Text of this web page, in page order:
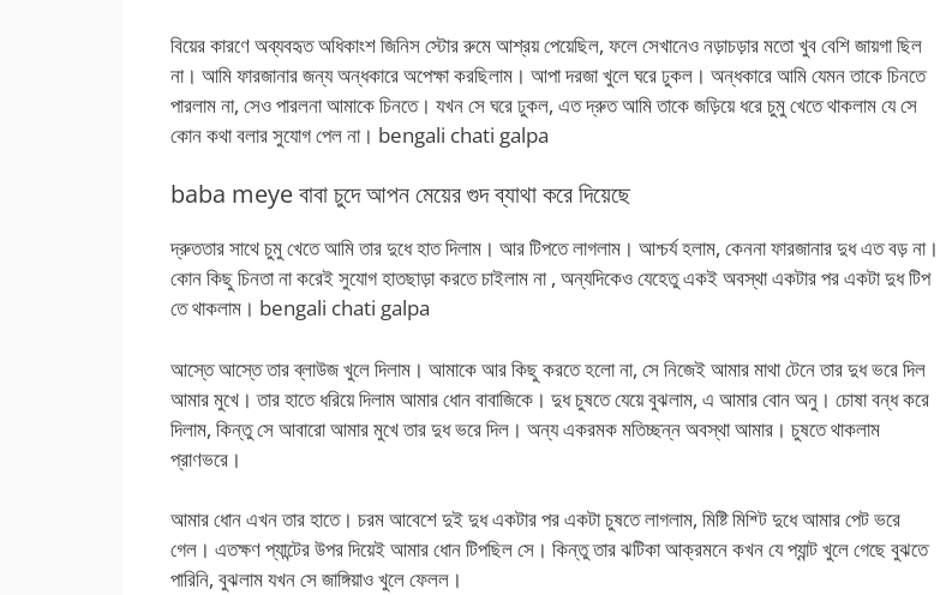
বিয়ের কারণে অব্যবহৃত অধিকাংশ জিনিস স্টোর রুমে আশ্রয় পেয়েছিল, ফলে সেখানেও নড়াচড়ার মতো খুব বেশি জায়গা ছিল
না। আমি ফারজানার জন্য অন্ধকারে অপেক্ষা করছিলাম। আপা দরজা খুলে ঘরে ঢুকল। অন্ধকারে আমি যেমন তাকে চিনতে
পারলাম না, সেও পারলনা আমাকে চিনতে। যখন সে ঘরে ঢুকল, এত দ্রুত আমি তাকে জড়িয়ে ধরে চুমু খেতে থাকলাম যে সে
কোন কথা বলার সুযোগ পেল না। bengali chati galpa
baba meye বাবা চুদে আপন মেয়ের গুদ ব্যাথা করে দিয়েছে
দ্রুততার সাথে চুমু খেতে আমি তার দুধে হাত দিলাম। আর টিপতে লাগলাম। আশ্চর্য হলাম, কেননা ফারজানার দুধ এত বড় না।
কোন কিছু চিনতা না করেই সুযোগ হাতছাড়া করতে চাইলাম না , অন্যদিকেও যেহেতু একই অবস্থা একটার পর একটা দুধ টিপ
তে থাকলাম। bengali chati galpa
আস্তে আস্তে তার ব্লাউজ খুলে দিলাম। আমাকে আর কিছু করতে হলো না, সে নিজেই আমার মাথা টেনে তার দুধ ভরে দিল
আমার মুখে। তার হাতে ধরিয়ে দিলাম আমার ধোন বাবাজিকে। দুধ চুষতে যেয়ে বুঝলাম, এ আমার বোন অনু। চোষা বন্ধ করে
দিলাম, কিন্তু সে আবারো আমার মুখে তার দুধ ভরে দিল। অন্য একরমক মতিচ্ছন্ন অবস্থা আমার। চুষতে থাকলাম
প্রাণভরে।
আমার ধোন এখন তার হাতে। চরম আবেশে দুই দুধ একটার পর একটা চুষতে লাগলাম, মিষ্টি মিশ্টি দুধে আমার পেট ভরে
গেল। এতক্ষণ প্যান্টের উপর দিয়েই আমার ধোন টিপছিল সে। কিন্তু তার ঝটিকা আক্রমনে কখন যে প্যান্ট খুলে গেছে বুঝতে
পারিনি, বুঝলাম যখন সে জাঙ্গিয়াও খুলে ফেলল।